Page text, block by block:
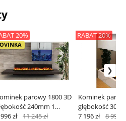
parowy 1800 3D
240mm 1
Model
20%
zł 11 245 zł
Kominek
głębokość 300
kolor
RABAT 20%
7 196 zł 8 995